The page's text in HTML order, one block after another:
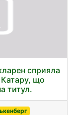
сприяла
Катару, що
титул.